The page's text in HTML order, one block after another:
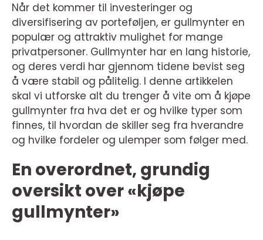
Når det kommer til investeringer og
diversifisering av porteføljen, er gullmynter en
populær og attraktiv mulighet for mange
privatpersoner. Gullmynter har en lang historie,
og deres verdi har gjennom tidene bevist seg
å være stabil og pålitelig. I denne artikkelen
skal vi utforske alt du trenger å vite om å kjøpe
gullmynter fra hva det er og hvilke typer som
finnes, til hvordan de skiller seg fra hverandre
og hvilke fordeler og ulemper som følger med.
En overordnet, grundig
oversikt over «kjøpe
gullmynter»